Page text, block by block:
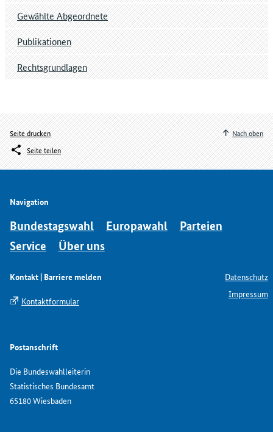
Gewählte Abgeordnete
Publikationen
Rechtsgrundlagen
Seite drucken
Seite teilen
Nach oben
Navigation
Bundestagswahl Europawahl
Parteien
Service
Über uns
Kontakt | Barriere melden
Kontaktformular
Postanschrift
Die Bundeswahlleiterin
Statistisches Bundesamt
65180 Wiesbaden
Datenschutz
Impressum